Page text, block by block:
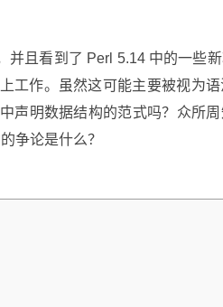
并且看到了 Perl 5.14 中的一些
工作。虽然这可能主要被视为
声明数据结构的范式吗？众所
争论是什么？